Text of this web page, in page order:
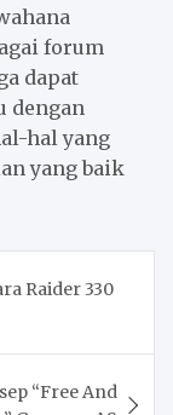
forum
dapat
dengan
hal yang
yang baik
Raider 330
“Free And